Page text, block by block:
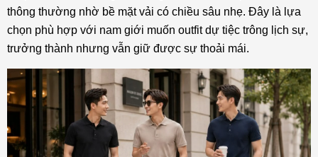
thông thường nhờ bề mặt vải có chiều sâu nhẹ. Đây là lựa
chọn phù hợp với nam giới muốn outfit dự tiệc trông lịch sự,
trưởng thành nhưng vẫn giữ được sự thoải mái.